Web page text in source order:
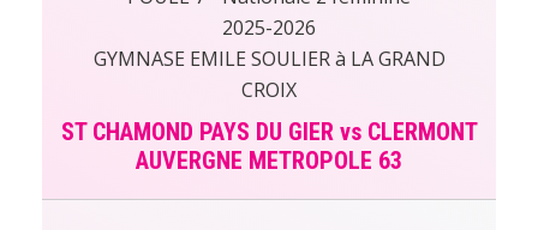
2025-2026
GYMNASE EMILE SOULIER à LA GRAND
CROIX
ST CHAMOND PAYS DU GIER vs CLERMONT
AUVERGNE METROPOLE 63